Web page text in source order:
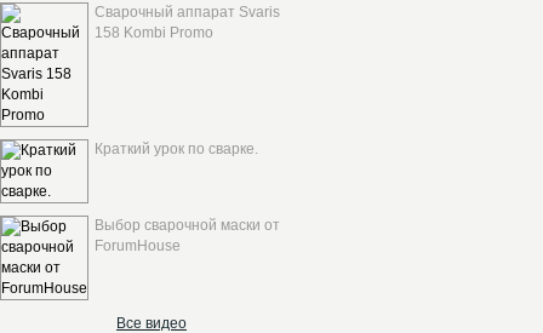
Сварочный аппарат Svaris
158 Kombi Promo
Краткий урок по сварке.
Выбор сварочной маски от
ForumHouse
Все видео